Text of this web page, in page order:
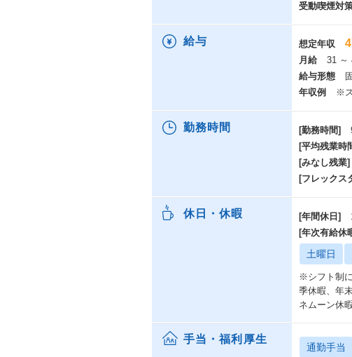
受動喫煙対
給与 想定年収
月給
31 ～
給与形態
年収例
※
勤務時間 [勤務時間]
[平均残業時
[みなし残業]
[フレックス
休日・休暇 [年間休日]
[年次有給休
土曜日
※シフト制
季休暇、年
ネムーン休
手当・福利厚生
通勤手当